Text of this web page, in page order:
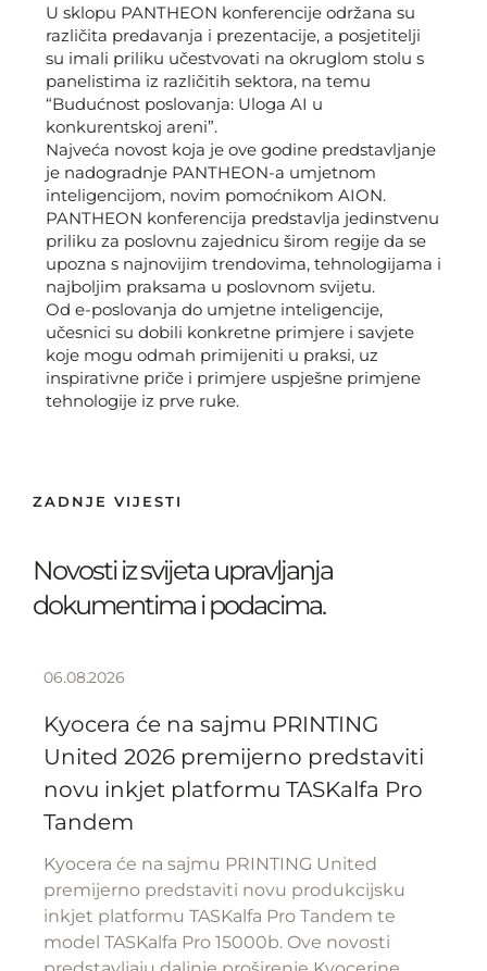
U sklopu PANTHEON konferencije održana su
različita predavanja i prezentacije, a posjetitelji
su imali priliku učestvovati na okruglom stolu s
panelistima iz različitih sektora, na temu
“Budućnost poslovanja: Uloga AI u
konkurentskoj areni”.
Najveća novost koja je ove godine predstavljanje
je nadogradnje PANTHEON-a umjetnom
inteligencijom, novim pomoćnikom AION.
PANTHEON konferencija predstavlja jedinstvenu
priliku za poslovnu zajednicu širom regije da se
upozna s najnovijim trendovima, tehnologijama i
najboljim praksama u poslovnom svijetu.
Od e-poslovanja do umjetne inteligencije,
učesnici su dobili konkretne primjere i savjete
koje mogu odmah primijeniti u praksi, uz
inspirativne priče i primjere uspješne primjene
tehnologije iz prve ruke.
ZADNJE VIJESTI
Novosti iz svijeta upravljanja
dokumentima i podacima.
06.08.2026
Kyocera će na sajmu PRINTING
United 2026 premijerno predstaviti
novu inkjet platformu TASKalfa Pro
Tandem
Kyocera će na sajmu PRINTING United
premijerno predstaviti novu produkcijsku
inkjet platformu TASKalfa Pro Tandem te
model TASKalfa Pro 15000b. Ove novosti